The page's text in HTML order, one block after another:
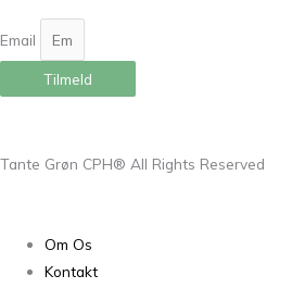
Email
Tilmeld
Tante Grøn CPH® All Rights Reserved
Om Os
Kontakt